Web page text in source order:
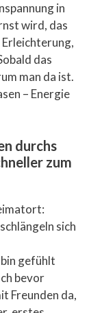
in
wird, das
Erleichterung,
das
man da ist.
– Energie
durchs
zum
sich
gefühlt
bevor
Freunden da,